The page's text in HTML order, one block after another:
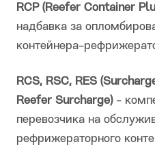
RCP (Reefer Container
надбавка за
контейнера-
RCS, RSC, RES
Reefer Surcharge)-
перевозчика на
рефрижераторного